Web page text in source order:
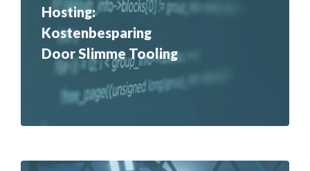
Hosting:
Kostenbesparing
Door Slimme Tooling